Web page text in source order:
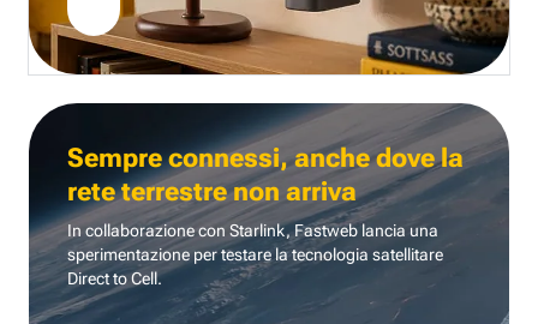
Sempre connessi, anche dove la
rete terrestre non arriva
In collaborazione con Starlink, Fastweb lancia una
sperimentazione per testare la tecnologia satellitare
Direct to Cell.